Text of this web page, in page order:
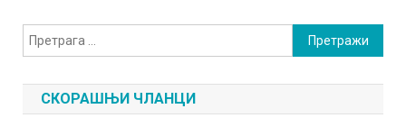
Претрага
за:
СКОРАШЊИ ЧЛАНЦИ